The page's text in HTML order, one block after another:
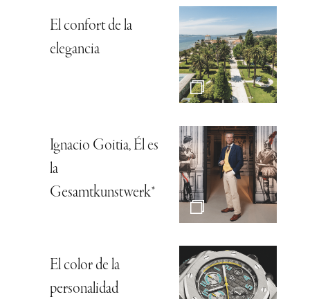
El confort de la
elegancia
Ignacio Goitia, Él es
la
Gesamtkunstwerk*
El color de la
personalidad